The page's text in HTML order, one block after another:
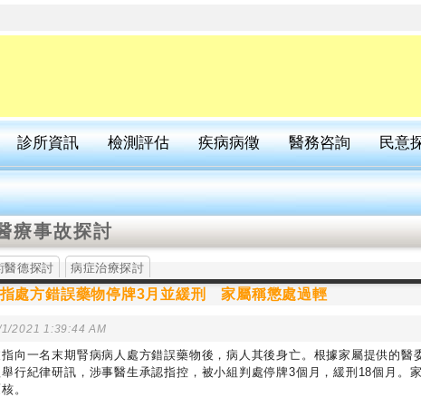
診所資訊 檢測評估 疾病病徵 醫務咨詢 民意
療事故探討
醫德探討 病症治療探討
處方錯誤藥物停牌3月並緩刑 家屬稱懲處過輕
1/2021 1:39:44 AM
向一名末期腎病病人處方錯誤藥物後，病人其後身亡。根據家屬提供的醫
行紀律研訊，涉事醫生承認指控，被小組判處停牌3個月，緩刑18個月。
。